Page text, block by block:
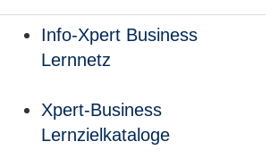
Info-Xpert Business
Lernnetz
Xpert-Business
Lernzielkataloge